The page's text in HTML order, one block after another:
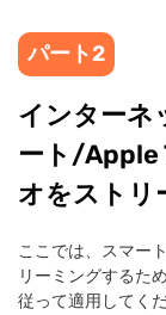
パート2
インターネ
ート/Apple
オをストリ
ここでは、スマー
リーミングするた
従って適用してくだ